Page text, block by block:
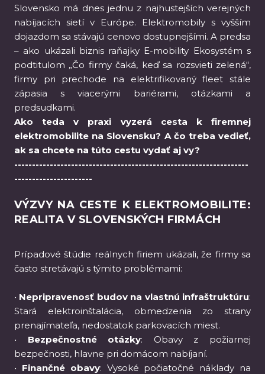
Slovensko má dnes jednu z najhustejších verejných
nabíjacích sietí v Európe. Elektromobily s vyšším
dojazdom sa stávajú cenovo dostupnejšími. A predsa
– ako ukázali biznis raňajky E-mobility Ekosystém s
podtitulom „Čo firmy čaká, keď sa rozsvieti zelená“,
firmy pri prechode na elektrifikovaný fleet stále
zápasia s viacerými bariérami, otázkami a
predsudkami.
Ako teda v praxi vyzerá cesta k firemnej
elektromobilite na Slovensku? A čo treba vedieť,
ak sa chcete na túto cestu vydať aj vy?
------------------------------------------------------------------
----------------------
VÝZVY NA CESTE K ELEKTROMOBILITE:
REALITA V SLOVENSKÝCH FIRMÁCH
Prípadové štúdie reálnych firiem ukázali, že firmy sa
často stretávajú s týmito problémami:
• Nepripravenosť budov na vlastnú infraštruktúru:
Stará elektroinštalácia, obmedzenia zo strany
prenajímateľa, nedostatok parkovacích miest.
• Bezpečnostné otázky: Obavy z požiarnej
bezpečnosti, hlavne pri domácom nabíjaní.
• Finančné obavy: Vysoké počiatočné náklady na